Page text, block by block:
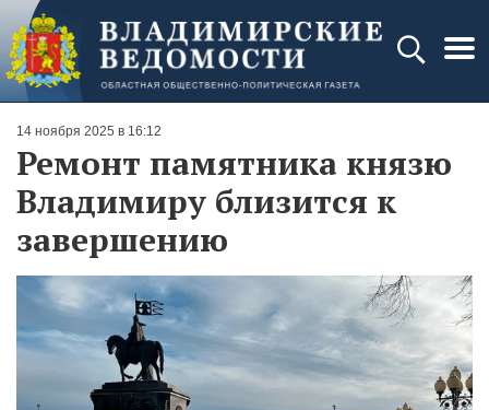
14 ноября 2025 в 16:12
Ремонт памятника князю
Владимиру близится к
завершению